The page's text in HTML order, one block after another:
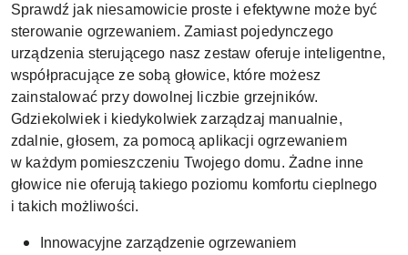
Sprawdź jak niesamowicie proste i efektywne może być
sterowanie ogrzewaniem. Zamiast pojedynczego
urządzenia sterującego nasz zestaw oferuje inteligentne,
współpracujące ze sobą głowice, które możesz
zainstalować przy dowolnej liczbie grzejników.
Gdziekolwiek i kiedykolwiek zarządzaj manualnie,
zdalnie, głosem, za pomocą aplikacji ogrzewaniem
w każdym pomieszczeniu Twojego domu. Żadne inne
głowice nie oferują takiego poziomu komfortu cieplnego
i takich możliwości.
Innowacyjne zarządzenie ogrzewaniem